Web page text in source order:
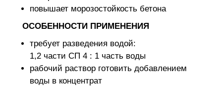
повышает морозостойкость бетона
ОСОБЕННОСТИ ПРИМЕНЕНИЯ
требует разведения водой:
1,2 части СП 4 : 1 часть воды
рабочий раствор готовить добавлением
воды в концентрат